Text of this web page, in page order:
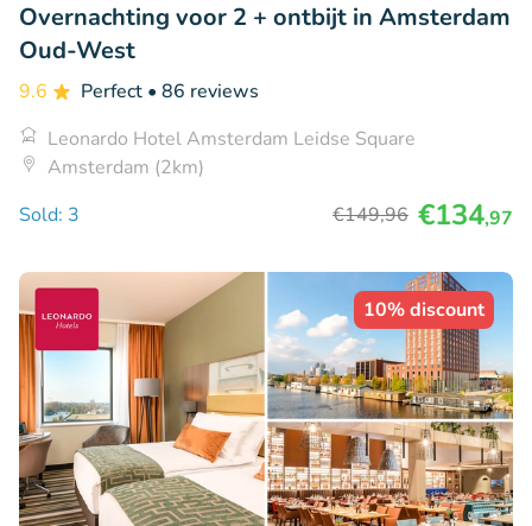
Overnachting voor 2 + ontbijt in Amsterdam
Oud-West
9.6 Perfect • 86 reviews
Leonardo Hotel Amsterdam Leidse Square
Amsterdam (2km)
Sold: 3
€149,96 €134,97
10% discount